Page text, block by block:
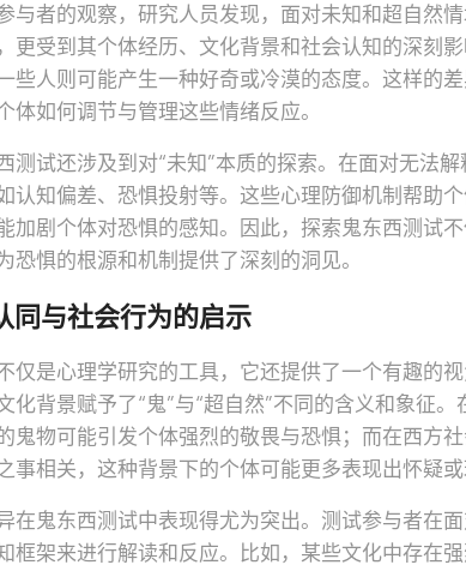
与者的观察，研究人员发现，面对未知和超自然
更受到其个体经历、文化背景和社会认知的深刻
些人则可能产生一种好奇或冷漠的态度。这样的
体如何调节与管理这些情绪反应。
测试还涉及到对“未知”本质的探索。在面对无法
认知偏差、恐惧投射等。这些心理防御机制帮助
加剧个体对恐惧的感知。因此，探索鬼东西测试
恐惧的根源和机制提供了深刻的洞见。
同与社会行为的启示
仅是心理学研究的工具，它还提供了一个有趣的
化背景赋予了“鬼”与“超自然”不同的含义和象征
鬼物可能引发个体强烈的敬畏与恐惧；而在西方
事相关，这种背景下的个体可能更多表现出怀疑或
在鬼东西测试中表现得尤为突出。测试参与者在
框架来进行解读和反应。比如，某些文化中存在